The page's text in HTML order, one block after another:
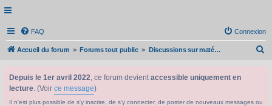
FAQ Connexion
Accueil du forum Forums tout public Discussions sur matériel et produits scientifiques
Depuis le 1er avril 2022, ce forum devientaccessible uniquement en
lecture. (Voir ce message)
Il n'est plus possible de s'y inscrire, de s'y connecter, de poster de nouveaux messages ou